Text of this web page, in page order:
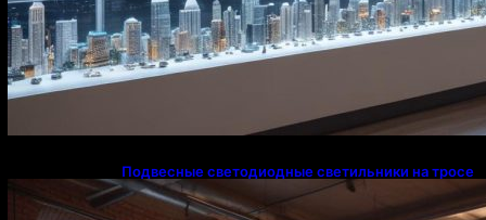
Подвесные светодиодные светильники на тросе